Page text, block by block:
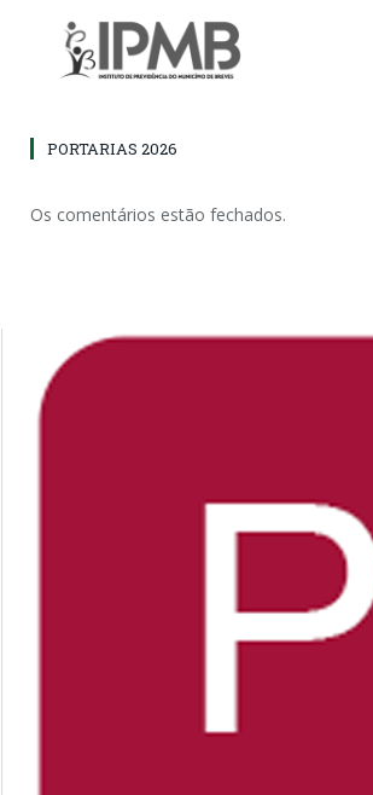
PORTARIAS 2026
Os comentários estão fechados.